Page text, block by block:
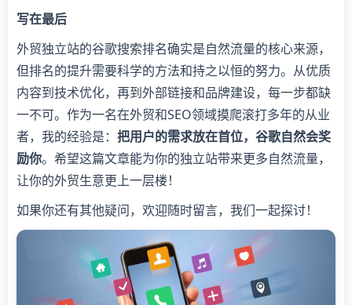
写在最后
外贸独立站的谷歌搜索排名确实是自然流量的核心来源，
但排名的提升需要科学的方法和持之以恒的努力。从优质
内容到技术优化，再到外部链接和品牌建设，每一步都缺
一不可。作为一名在外贸和SEO领域摸爬滚打多年的从业
者，我的经验是： 把用户的需求放在首位，谷歌自然会奖
励你。希望这篇文章能为你的独立站带来更多自然流量，
让你的外贸生意更上一层楼！
如果你还有其他疑问，欢迎随时留言，我们一起探讨！